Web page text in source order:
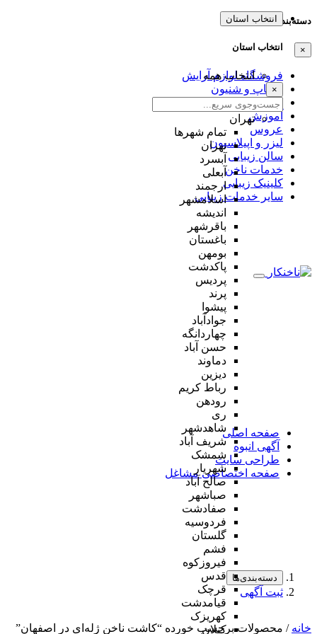
دسته‌بندی‌ها
×
فروشگاه لوازم آرایش
میکاپ و شنیون
مژه و ابرو
آموزش
عروس
لیزر و اپیلاسیون
سالن زیبایی
خدمات ناخن
کلینیک زیبایی
سایر خدمات زیبایی
انتخاب استان
انتخاب استان
انتخاب همه
×
تهران
تمام شهر‌ها
تهران
آبسرد
آبعلی
ارجمند
اسلامشهر
اندیشه
باقرشهر
باغستان
بومهن
پاکدشت
پردیس
پرند
پیشوا
جوادآباد
چهاردانگه
حسن آباد
دماوند
دیزین
رباط کریم
رودهن
ری
شاهدشهر
شریف آباد
شمشک
شهریار
صالح آباد
صباشهر
صفادشت
فردوسیه
گلستان
فشم
فیروزکوه
قدس
قرچک
قیامدشت
کهریزک
کیلان
صفحه اصلی
آگهی انبوه
طراحی سایت
صفحه اختصاصی مشاغل
دسته‌بندی‌ها
ثبت آگهی
خانه / محصولات برچسب خورده “کاشت ناخن ژله‌ای در اصفهان”